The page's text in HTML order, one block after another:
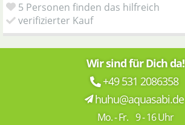
5 Personen finden das hilfreich
verifizierter Kauf
Wir sind für Dich da!
+49 531 2086358
huhu@aquasabi.de
Mo. - Fr. 9 - 16 Uhr